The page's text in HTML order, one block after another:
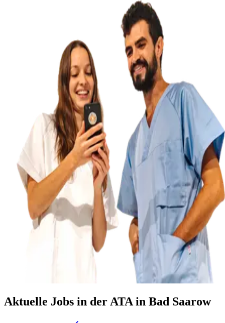
Aktuelle Jobs in der ATA in Bad Saarow